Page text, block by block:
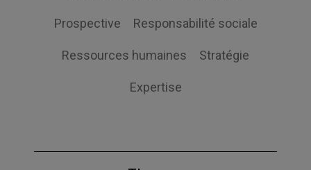
Prospective Responsabilité sociale
Ressources humaines Stratégie
Expertise